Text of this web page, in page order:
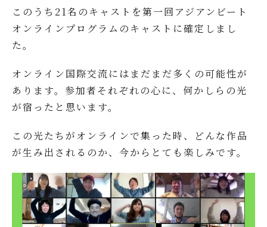
このうち21名のキャストを第一回アジアンビート
オンラインプログラムのキャストに確定しまし
た。
オンライン国際交流にはまだまだ多くの可能性が
あります。参加者それぞれの心に、何かしらの光
が宿ったと思います。
この光たちがオンラインで集った時、どんな作品
が生み出されるのか、今からとても楽しみです。